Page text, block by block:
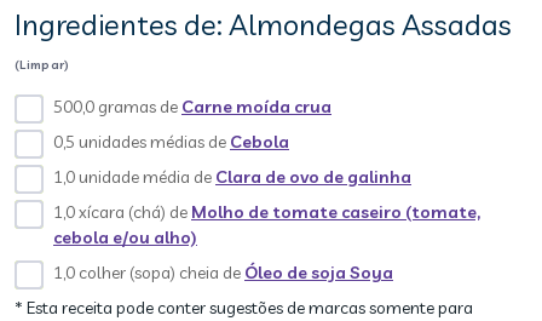
Ingredientes de: Almondegas Assadas
(Limpar)
500,0 gramas de Carne moída crua
0,5 unidades médias de Cebola
1,0 unidade média de Clara de ovo de galinha
1,0 xícara (chá) de Molho de tomate caseiro (tomate,
cebola e/ou alho)
1,0 colher (sopa) cheia de Óleo de soja Soya
* Esta receita pode conter sugestões de marcas somente para